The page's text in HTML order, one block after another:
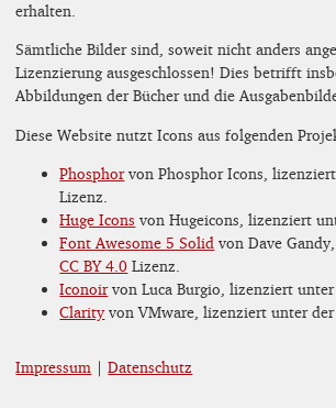
erhalten.
Sämtliche Bilder sind, soweit nicht anders
Lizenzierung ausgeschlossen! Dies betrifft
Abbildungen der Bücher und die
Diese Website nutzt Icons aus folgenden
Phosphorvon Phosphor Icons,
Lizenz.
Huge Icons von Hugeicons, lizenziert
Font Awesome 5 Solid von Dave
CC BY 4.0 Lizenz.
Iconoirvon Luca Burgio, lizenziert
Clarityvon VMware, lizenziert unter
Impressum |Datenschutz